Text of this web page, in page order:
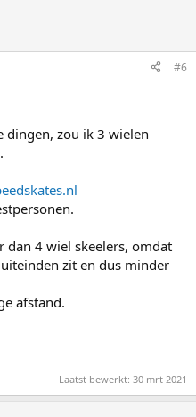
#6
dingen, zou ik 3 wielen
dan 4 wiel skeelers, omdat
zit en dus minder
afstand.
Laatst bewerkt: 30 mrt 2021